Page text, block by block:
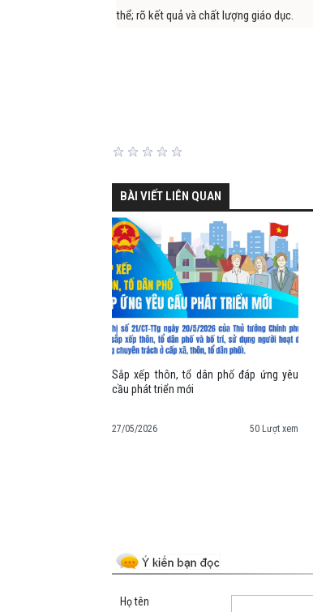
thể; rõ kết quả và chất lượng giáo dục.
BÀI VIẾT LIÊN QUAN
Sắp xếp thôn, tổ dân phố đáp ứng yêu
cầu phát triển mới
27/05/2026 50 Lượt xem
Họ tên